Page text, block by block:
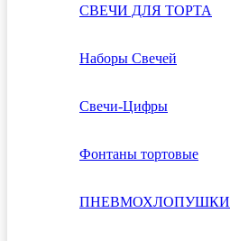
СВЕЧИ ДЛЯ ТОРТА
Наборы Свечей
Свечи-Цифры
Фонтаны тортовые
ПНЕВМОХЛОПУШКИ